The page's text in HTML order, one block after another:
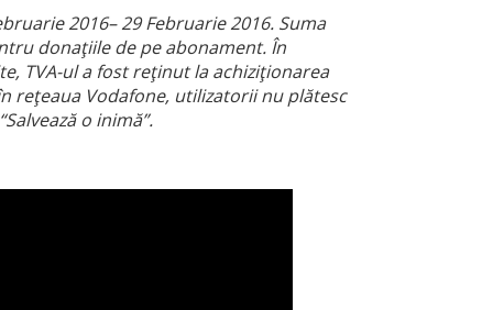
2016– 29 Februarie 2016. Suma
donațiile de pe abonament. În
TVA-ul a fost reținut la achiziționarea
rețeaua Vodafone, utilizatorii nu plătesc
o inimă”.